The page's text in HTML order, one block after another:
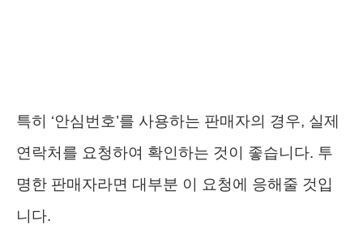
특히 ‘안심번호’를 사용하는 판매자의 경우, 실제
연락처를 요청하여 확인하는 것이 좋습니다. 투
명한 판매자라면 대부분 이 요청에 응해줄 것입
니다.